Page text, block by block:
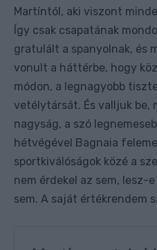
Martíntól, aki viszont
Így csak csapatának
gratulált a spanyolnak, és
vonult a háttérbe, hogy
módon, a legnagyobb
vetélytársát. És valljuk be,
nagyság, a szó
hétvégével Bagnaia
sportkiválóságok közé a
nem érdekel az sem, lesz-
sem. A saját értékrendem